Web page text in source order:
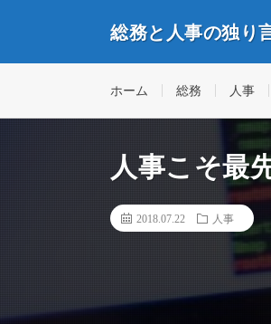
総務と人事の独り
ホーム 総務 人事
人事こそ最
2018.07.22 人事